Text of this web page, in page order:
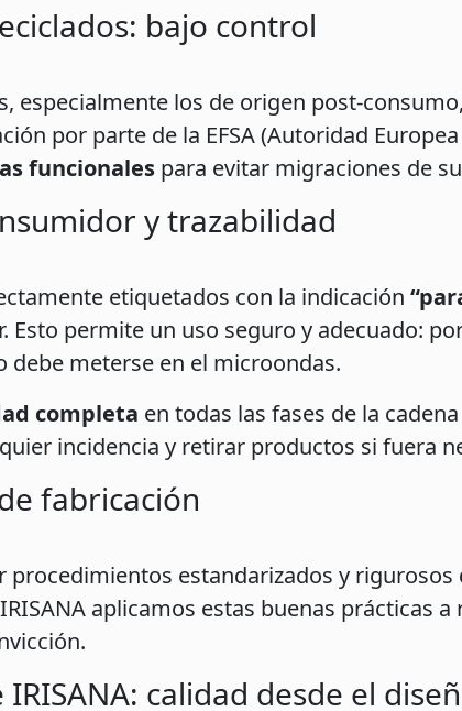
bajo control
especialmente los de origen post-
por parte de la EFSA (Autoridad
funcionales para evitar migraciones de
y trazabilidad
etiquetados con la indicación
Esto permite un uso seguro y adecuado:
debe meterse en el microondas.
completa en todas las fases de la
incidencia y retirar productos si fuera
fabricación
procedimientos estandarizados y
aplicamos estas buenas prácticas
calidad desde el